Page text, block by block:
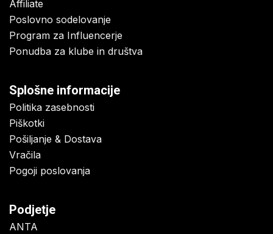
Affiliate
Poslovno sodelovanje
Program za Influencerje
Ponudba za klube in društva
Splošne informacije
Politika zasebnosti
Piškotki
Pošiljanje & Dostava
Vračila
Pogoji poslovanja
Podjetje
ANTA